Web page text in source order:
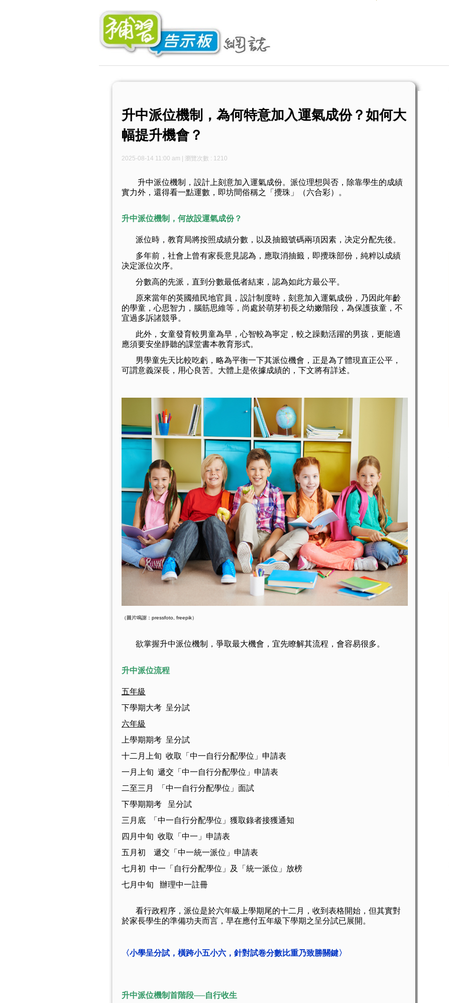
升中派位機制，為何特意加入運氣成份？如何大
幅提升機會？
2025-08-14 11:00 am | 瀏覽次數 : 1210
升中派位機制，設計上刻意加入運氣成份。派位理想與否，除靠學生的成績
實力外，還得看一點運數，即坊間俗稱之「攪珠」（六合彩）。
升中派位機制，何故設運氣成份？
派位時，教育局將按照成績分數，以及抽籤號碼兩項因素，决定分配先後。
多年前，社會上曾有家長意見認為，應取消抽籤，即攪珠部份，純粹以成績
决定派位次序。
分數高的先派，直到分數最低者結束，認為如此方最公平。
原來當年的英國殖民地官員，設計制度時，刻意加入運氣成份，乃因此年齡
的學童，心思智力，腦筋思維等，尚處於萌芽初長之幼嫩階段，為保護孩童，不
宜過多訴諸競爭。
此外，女童發育較男童為早，心智較為寧定，較之躁動活躍的男孩，更能適
應須要安坐靜聽的課堂書本教育形式。
男學童先天比較吃虧，略為平衡一下其派位機會，正是為了體現直正公平，
可謂意義深長，用心良苦。大體上是依據成績的，下文將有詳述。
（圖片鳴謝：pressfoto, freepik）
欲掌握升中派位機制，爭取最大機會，宜先瞭解其流程，會容易很多。
升中派位流程
五年級
下學期大考 呈分試
六年級
上學期期考 呈分試
十二月上旬 收取「中一自行分配學位」申請表
一月上旬 遞交「中一自行分配學位」申請表
二至三月 「中一自行分配學位」面試
下學期期考 呈分試
三月底 「中一自行分配學位」獲取錄者接獲通知
四月中旬 收取「中一」申請表
五月初 遞交「中一統一派位」申請表
七月初 中一「自行分配學位」及「統一派位」放榜
七月中旬 辦理中一註冊
看行政程序，派位是於六年級上學期尾的十二月，收到表格開始，但其實對
於家長學生的準備功夫而言，早在應付五年級下學期之呈分試已展開。
〈小學呈分試，橫跨小五小六，針對試卷分數比重乃致勝關鍵〉
升中派位機制首階段──自行收生